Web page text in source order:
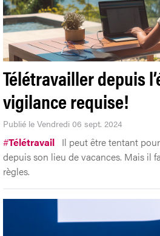
Télétravailler depuis
vigilance requise!
Publié le Vendredi 06 sept. 2024
#Télétravail Il peut être tentant
depuis son lieu de vacances. Mais il
règles.